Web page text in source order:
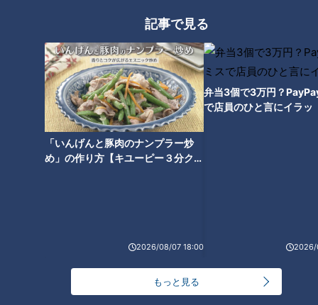
記事で見る
「いんげんと豚肉のナンプラー炒
め」の作り方【キユーピー３分クッ
2026/08/07 18:00
弁当3個で3万円？
で店員のひと言にイラッ
2026/
もっと見る
これに対し、中西さんは「嵐としての見える活動は終わったけ
ど、まだ嵐を続けてらっしゃるんだなと強く思った」とのこ
中西さん「ファンを幸せにするためにいるのがアイドルやとよ
く言われるんですけども、嵐としてのコンサートが終わって、
ことを言うことが、ファンにできること（を実行している）」
グループとしての活動は有終の美を飾りましたが、これからの